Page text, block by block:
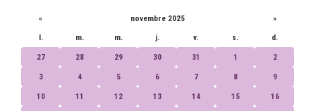
« novembre 2025 »
l. m. m. j. v. s. d.
27 28 29 30 31 1 2
3 4 5 6 7 8 9
10 11 12 13 14 15 16